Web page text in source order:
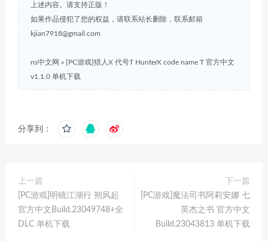
上述内容。请支持正版！
如果作品侵犯了您的权益，请联系站长删除，联系邮箱
kjian7918@gmail.com
ns中文网 » [PC游戏]猎人X 代号T HunterX code name T 官方中文
v1.1.0 单机下载
分享到：
上一篇
[PC游戏]明镜江湖行 朔风起
官方中文Build.23049748+全
DLC 单机下载
下一篇
[PC游戏]魔法司书阿莉安娜 七
英杰之书 官方中文
Build.23043813 单机下载